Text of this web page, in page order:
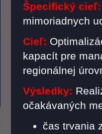
Špecifický cieľ:
mimoriadnych
Cieľ:
kapacít pre
regionálnej
Výsledky:
očakávaných
čas trvania